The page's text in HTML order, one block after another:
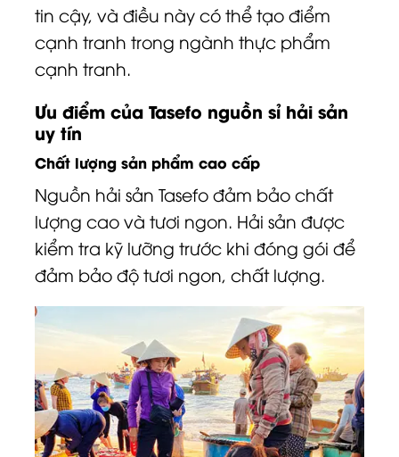
tin cậy, và điều này có thể tạo điểm
cạnh tranh trong ngành thực phẩm
cạnh tranh.
Ưu điểm của Tasefo nguồn sỉ hải sản
uy tín
Chất lượng sản phẩm cao cấp
Nguồn hải sản Tasefo đảm bảo chất
lượng cao và tươi ngon. Hải sản được
kiểm tra kỹ lưỡng trước khi đóng gói để
đảm bảo độ tươi ngon, chất lượng.